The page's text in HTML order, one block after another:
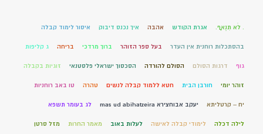
. לֹא תִנְאָף. אגרת הקודש אהבה איך נכנס דיבוק איסור לימוד קבלה
בהסתכלות רוחנית אין העדר בעל ספר הזוהר ברוך מרדכי בריחה ג קליפות
גוף דרגות הסולם הסולם להורדה הסכסוך ישראלי פלסטנאי זוגיות בקבלה
זוהר יומי חורבן הבית חטא ללמוד קבלה לנשים טהרה טו באב רוחניות
יח – קרטליתא יעקב אבוחצירא mas ud abihatzeira לג בעומר תשפא
לילה דכלה לימודי קבלה לאישה לעלות באוב מאמר החרות מזל סרטן